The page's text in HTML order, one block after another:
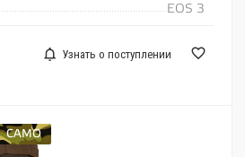
EOS 3
Узнать о поступлении
CAMO